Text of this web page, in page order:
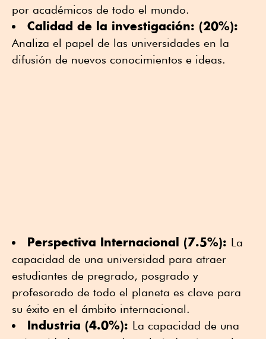
por académicos de todo el mundo.
Calidad de la investigación: (20%):
Analiza el papel de las universidades en la
difusión de nuevos conocimientos e ideas.
Perspectiva Internacional (7.5%): La
capacidad de una universidad para atraer
estudiantes de pregrado, posgrado y
profesorado de todo el planeta es clave para
su éxito en el ámbito internacional.
Industria (4.0%): La capacidad de una